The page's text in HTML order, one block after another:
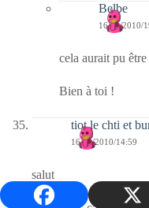
Belbe
16/09/2010/
cela aurait pu
Bien à toi !
tiot le chti et
16/09/2010/14:59
salut